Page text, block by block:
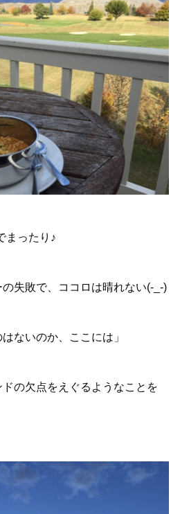
まったり♪
失敗で、ココロは晴れない(-_-)
ないのか、ここには」
の欠点をえぐるようなことを